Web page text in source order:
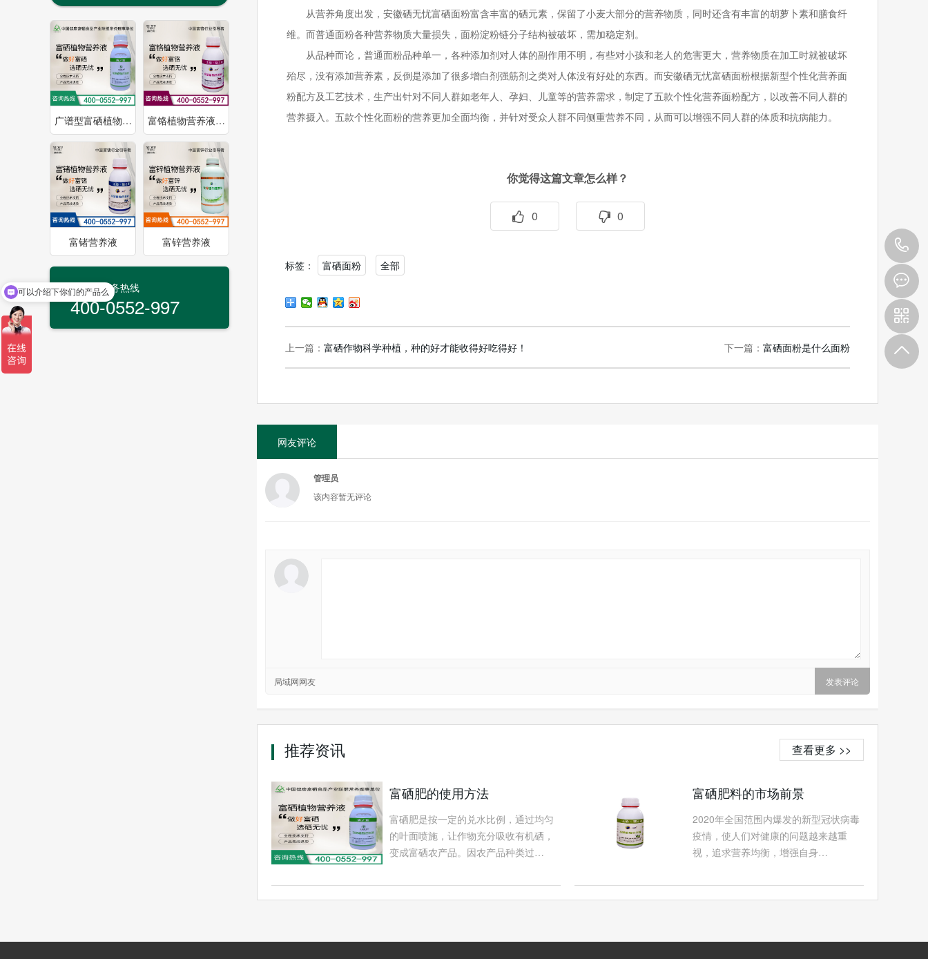
广谱型富硒植物… 富铬植物营养液…
富锗营养液 富锌营养液
24小时服务热线
400-0552-997
从营养角度出发，安徽硒无忧富硒面粉富含丰富的硒元素，保留了小麦大部分的营养物质，同时还含有丰富的胡萝卜素和膳食纤
维。而普通面粉各种营养物质大量损失，面粉淀粉链分子结构被破坏，需加稳定剂。
从品种而论，普通面粉品种单一，各种添加剂对人体的副作用不明，有些对小孩和老人的危害更大，营养物质在加工时就被破坏
殆尽，没有添加营养素，反倒是添加了很多增白剂强筋剂之类对人体没有好处的东西。而安徽硒无忧富硒面粉根据新型个性化营养面
粉配方及工艺技术，生产出针对不同人群如老年人、孕妇、儿童等的营养需求，制定了五款个性化营养面粉配方，以改善不同人群的
营养摄入。五款个性化面粉的营养更加全面均衡，并针对受众人群不同侧重营养不同，从而可以增强不同人群的体质和抗病能力。
你觉得这篇文章怎么样？
0 0
标签： 富硒面粉 全部
上一篇： 富硒作物科学种植，种的好才能收得好吃得好！ 下一篇： 富硒面粉是什么面粉
网友评论
管理员
该内容暂无评论
局域网网友
查看更多 >>
推荐资讯
富硒肥的使用方法
富硒肥是按一定的兑水比例，通过均匀
的叶面喷施，让作物充分吸收有机硒，
变成富硒农产品。因农产品种类过…
富硒肥料的市场前景
2020年全国范围内爆发的新型冠状病毒
疫情，使人们对健康的问题越来越重
视，追求营养均衡，增强自身…
可以介绍下你们的产品么